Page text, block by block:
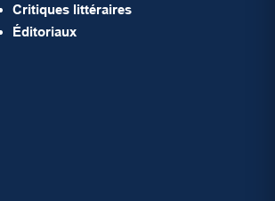
Critiques littéraires
Éditoriaux